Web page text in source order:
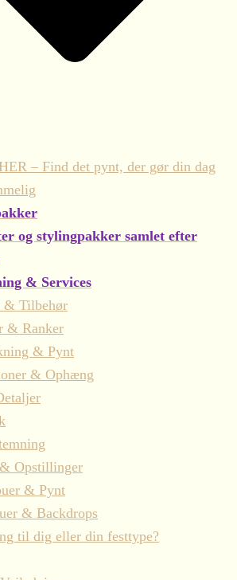
– Find det pynt, der gør din dag
og stylingpakker samlet efter
& Services
& Tilbehør
& Ranker
& Pynt
& Ophæng
Opstillinger
& Pynt
& Backdrops
til dig eller din festtype?